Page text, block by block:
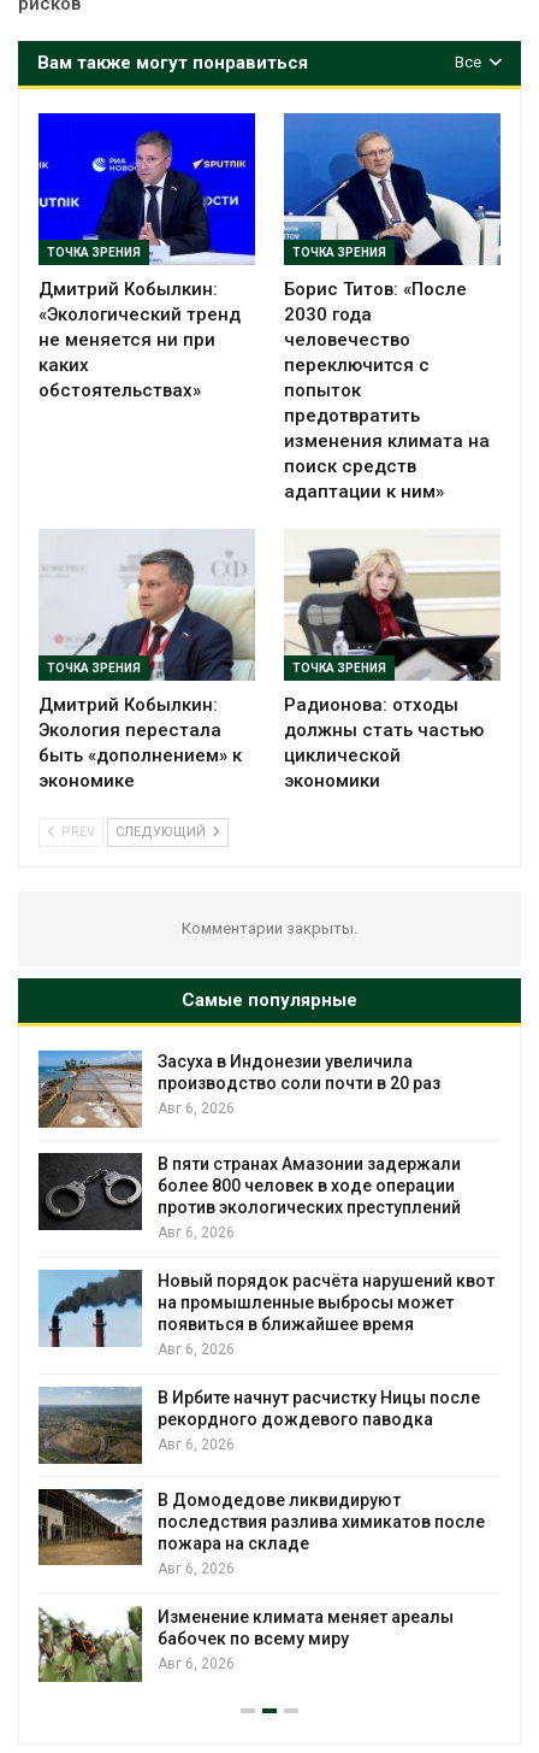
Все
Вам также могут понравиться
ТОЧКА ЗРЕНИЯ
Дмитрий Кобылкин:
«Экологический тренд
не меняется ни при
каких
обстоятельствах»
ТОЧКА ЗРЕНИЯ
Борис Титов: «После
2030 года
человечество
переключится с
попыток
предотвратить
изменения климата на
поиск средств
адаптации к ним»
ТОЧКА ЗРЕНИЯ
Дмитрий Кобылкин:
Экология перестала
быть «дополнением» к
экономике
ТОЧКА ЗРЕНИЯ
Радионова: отходы
должны стать частью
циклической
экономики
PREV СЛЕДУЮЩИЙ
Комментарии закрыты.
Самые популярные
Засуха в Индонезии увеличила
производство соли почти в 20 раз
Авг 6, 2026
В пяти странах Амазонии задержали
более 800 человек в ходе операции
против экологических преступлений
Авг 6, 2026
Новый порядок расчёта нарушений квот
на промышленные выбросы может
появиться в ближайшее время
Авг 6, 2026
В Ирбите начнут расчистку Ницы после
рекордного дождевого паводка
Авг 6, 2026
В Домодедове ликвидируют
последствия разлива химикатов после
пожара на складе
Авг 6, 2026
Изменение климата меняет ареалы
бабочек по всему миру
Авг 6, 2026